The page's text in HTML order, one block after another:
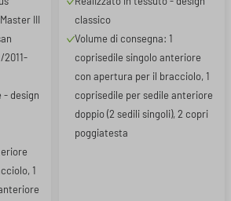
III
2011-
- design
1
classico
Volume di consegna: 1
coprisedile singolo anteriore
con apertura per il bracciolo, 1
coprisedile per sedile anteriore
doppio (2 sedili singoli), 2 copri
poggiatesta